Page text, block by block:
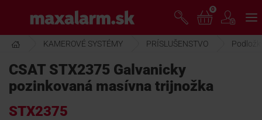
hlavnému
obsahu
www.maxalarm.sk
AKCIA MESIACA
0
KAMEROVÉ SYSTÉMY PRÍSLUŠENSTVO
CSAT STX2375 Galvanicky
pozinkovaná masívna trijnožka
STX2375